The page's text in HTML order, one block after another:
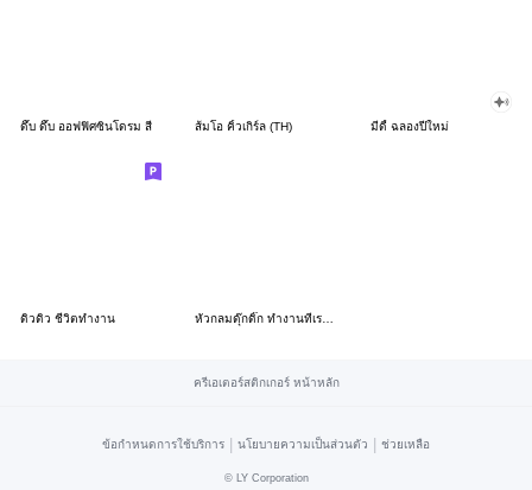
ดึ๊บ ดึ๊บ ออฟฟิศซินโดรม สี่ ส้มโอ คิ้วเกิร์ล (TH) มีดี้ ฉลองปีใหม่
ดิวดิว ชีวิตทำงาน
ครีเอเตอร์สติกเกอร์ หน้าหลัก
ข้อกำหนดการใช้บริการ | นโยบายความเป็นส่วนตัว | ช่วยเหลือ
© LY Corporation